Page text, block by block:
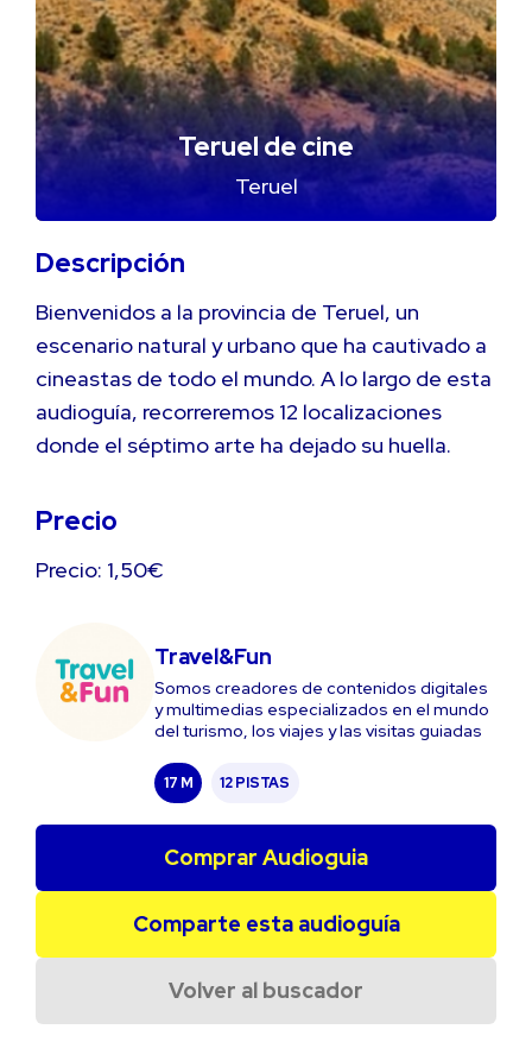
Teruel de cine
Teruel
Descripción
Bienvenidos a la provincia de Teruel, un
escenario natural y urbano que ha cautivado a
cineastas de todo el mundo. A lo largo de esta
audioguía, recorreremos 12 localizaciones
donde el séptimo arte ha dejado su huella.
Precio
Precio: 1,50€
Travel&Fun
Somos creadores de contenidos digitales
y multimedias especializados en el mundo
del turismo, los viajes y las visitas guiadas
17 M 12 PISTAS
Comprar Audioguia
Comparte esta audioguía
Volver al buscador